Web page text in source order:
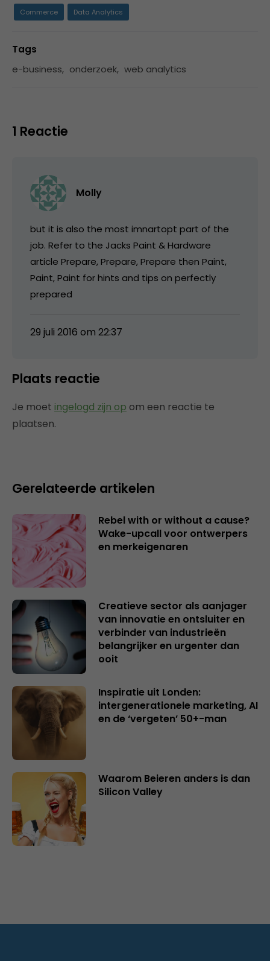
Commerce Data Analytics
Tags
e-business, onderzoek, web analytics
1 Reactie
Molly
but it is also the most imnartopt part of the
job. Refer to the Jacks Paint & Hardware
article Prepare, Prepare, Prepare then Paint,
Paint, Paint for hints and tips on perfectly
prepared
29 juli 2016 om 22:37
Plaats reactie
Je moet ingelogd zijn op om een reactie te
plaatsen.
Gerelateerde artikelen
Rebel with or without a cause?
Wake-upcall voor ontwerpers
en merkeigenaren
Creatieve sector als aanjager
van innovatie en ontsluiter en
verbinder van industrieën
belangrijker en urgenter dan
ooit
Inspiratie uit Londen:
intergenerationele marketing, AI
en de ‘vergeten’ 50+-man
Waarom Beieren anders is dan
Silicon Valley